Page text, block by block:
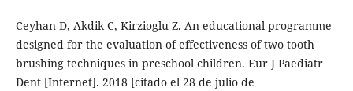
Ceyhan D, Akdik C, Kirzioglu Z. An educational programme
designed for the evaluation of effectiveness of two tooth
brushing techniques in preschool children. Eur J Paediatr
Dent [Internet]. 2018 [citado el 28 de julio de